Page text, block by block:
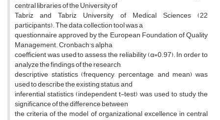
central libraries of the University of
Tabriz and Tabriz University of Medical Sciences (22
participants). The data collection tool was a
questionnaire approved by the European Foundation of Quality
Management. Cronbach's alpha
coefficient was used to assess the reliability (α=0.97). In order to
analyze the findings of the research,
descriptive statistics (frequency, percentage, and mean) was
used to describe the existing status, and
inferential statistics (independent t-test) was used to study the
significance of the difference between
the criteria of the model of organizational excellence in central